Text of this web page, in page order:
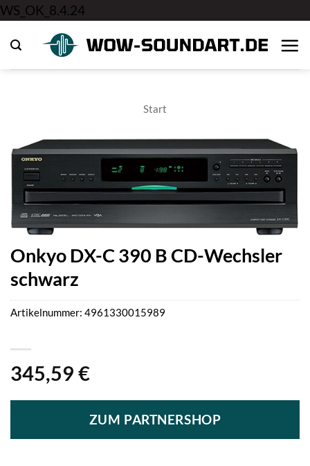
WS_OK_8.4.24
springen
Start
Onkyo DX-C 390 B CD-Wechsler
schwarz
345,59 €
ZUM PARTNERSHOP
Artikelnummer: 4961330015989